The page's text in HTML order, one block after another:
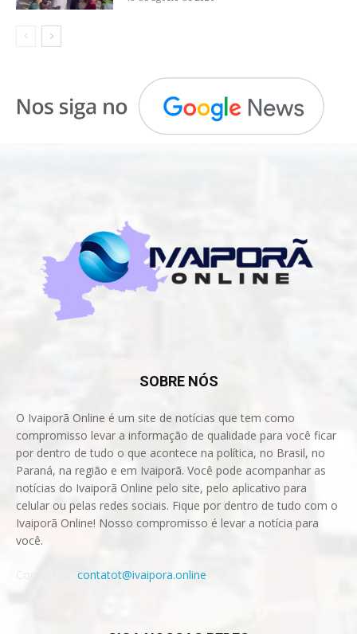
SOBRE NÓS
O Ivaiporã Online é um site de notícias que tem como
compromisso levar a informação de qualidade para você ficar
por dentro de tudo o que acontece na política, no Brasil, no
Paraná, na região e em Ivaiporã. Você pode acompanhar as
notícias do Ivaiporã Online pelo site, pelo aplicativo para
celular ou pelas redes sociais. Fique por dentro de tudo com o
Ivaiporã Online! Nosso compromisso é levar a notícia para
você.
contatot@ivaipora.online